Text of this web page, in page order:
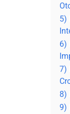
5)
6)
7)
8)
9)